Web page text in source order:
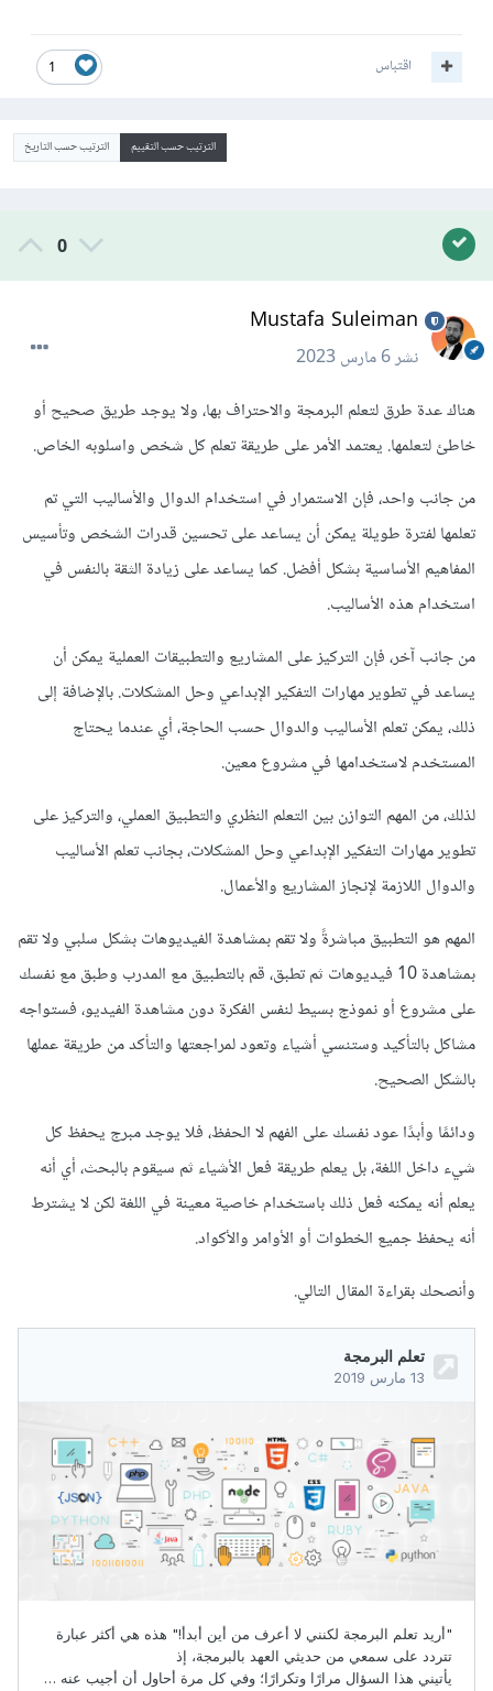
1 اقتباس
الترتيب حسب التقييم الترتيب حسب التاريخ
0
Mustafa Suleiman
نشر6 مارس 2023
هناك عدة طرق لتعلم البرمجة والاحتراف بها، ولا يوجد طريق صحيح أو
خاطئ لتعلمها. يعتمد الأمر على طريقة تعلم كل شخص واسلوبه الخاص.
من جانب واحد، فإن الاستمرار في استخدام الدوال والأساليب التي تم
تعلمها لفترة طويلة يمكن أن يساعد على تحسين قدرات الشخص وتأسيس
المفاهيم الأساسية بشكل أفضل. كما يساعد على زيادة الثقة بالنفس في
استخدام هذه الأساليب.
من جانب آخر، فإن التركيز على المشاريع والتطبيقات العملية يمكن أن
يساعد في تطوير مهارات التفكير الإبداعي وحل المشكلات. بالإضافة إلى
ذلك، يمكن تعلم الأساليب والدوال حسب الحاجة، أي عندما يحتاج
المستخدم لاستخدامها في مشروع معين.
لذلك، من المهم التوازن بين التعلم النظري والتطبيق العملي، والتركيز على
تطوير مهارات التفكير الإبداعي وحل المشكلات، بجانب تعلم الأساليب
والدوال اللازمة لإنجاز المشاريع والأعمال.
المهم هو التطبيق مباشرةً ولا تقم بمشاهدة الفيديوهات بشكل سلبي ولا تقم
بمشاهدة 10 فيديوهات ثم تطبق، قم بالتطبيق مع المدرب وطبق مع نفسك
على مشروع أو نموذج بسيط لنفس الفكرة دون مشاهدة الفيديو، فستواجه
مشاكل بالتأكيد وستنسي أشياء وتعود لمراجعتها والتأكد من طريقة عملها
بالشكل الصحيح.
ودائمًا وأبدًا عود نفسك على الفهم لا الحفظ، فلا يوجد مبرج يحفظ كل
شيء داخل اللغة، بل يعلم طريقة فعل الأشياء ثم سيقوم بالبحث، أي أنه
يعلم أنه يمكنه فعل ذلك باستخدام خاصية معينة في اللغة لكن لا يشترط
أنه يحفظ جميع الخطوات أو الأوامر والأكواد.
وأنصحك بقراءة المقال التالي.